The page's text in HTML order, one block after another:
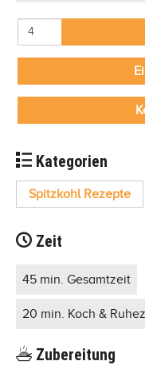
Kategorien
Spitzkohl Rezepte
Zeit
45 min. Gesamtzeit
20 min. Koch &
Zubereitung